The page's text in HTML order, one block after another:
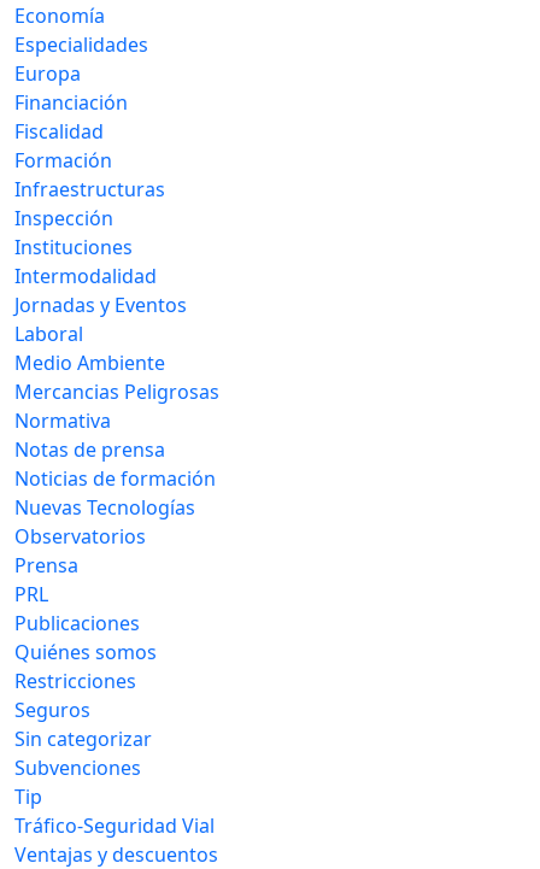
Economía
Especialidades
Europa
Financiación
Fiscalidad
Formación
Infraestructuras
Inspección
Instituciones
Intermodalidad
Jornadas y Eventos
Laboral
Medio Ambiente
Mercancias Peligrosas
Normativa
Notas de prensa
Noticias de formación
Nuevas Tecnologías
Observatorios
Prensa
PRL
Publicaciones
Quiénes somos
Restricciones
Seguros
Sin categorizar
Subvenciones
Tip
Tráfico-Seguridad Vial
Ventajas y descuentos